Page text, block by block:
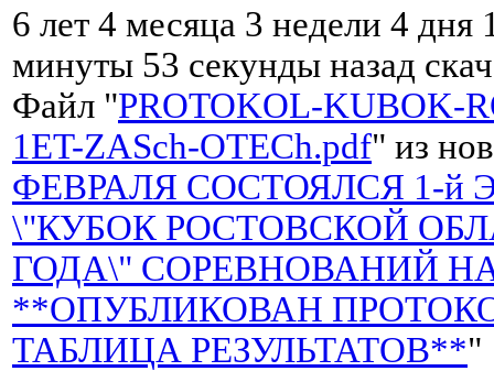
6 лет 4 месяца 3 недели 4 дня
минуты 53 секунды назад
Файл "PROTOKOL-KUBOK-
1ET-ZASch-OTECh.pdf" из
ФЕВРАЛЯ СОСТОЯЛСЯ 1-й
\"КУБОК РОСТОВСКОЙ
ГОДА\" СОРЕВНОВАНИЙ
**ОПУБЛИКОВАН
ТАБЛИЦА РЕЗУЛЬТАТОВ**"